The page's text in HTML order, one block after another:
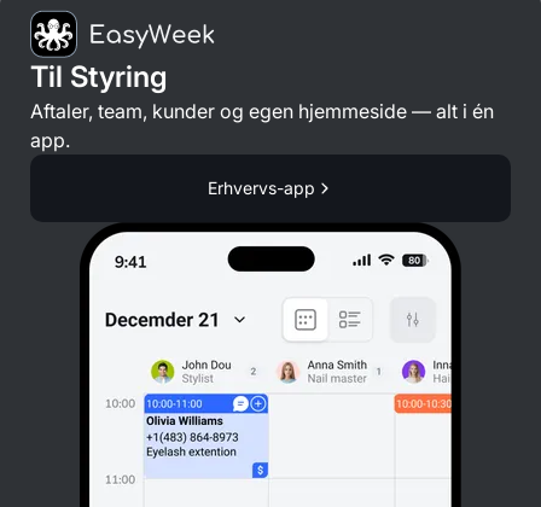
Til Styring
Aftaler, team, kunder og egen hjemmeside — alt i én
app.
Erhvervs-app